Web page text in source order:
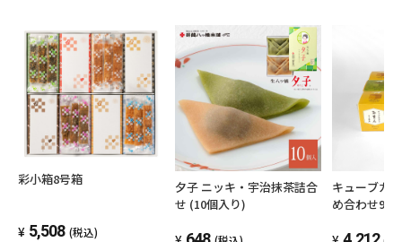
彩小箱8号箱
5,508 (税込)
夕子 ニッキ・宇治抹茶詰合
せ (10個入り)
キューブカ
め合わせ9個